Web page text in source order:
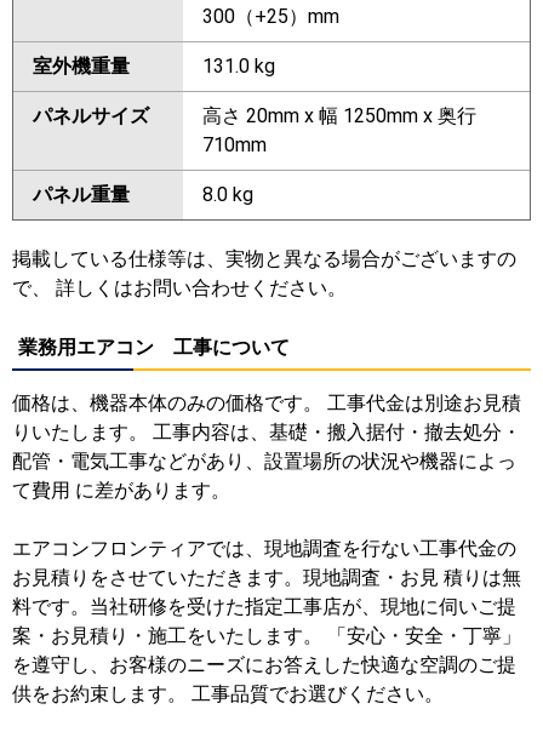
300（+25）mm
室外機重量 131.0 kg
パネルサイズ
高さ 20mm x 幅 1250mm x 奥行
710mm
パネル重量 8.0 kg
掲載している仕様等は、実物と異なる場合がございますの
で、 詳しくはお問い合わせください。
業務用エアコン 工事について
価格は、機器本体のみの価格です。 工事代金は別途お見積
りいたします。 工事内容は、基礎・搬入据付・撤去処分・
配管・電気工事などがあり、設置場所の状況や機器によっ
て費用 に差があります。
エアコンフロンティアでは、現地調査を行ない工事代金の
お見積りをさせていただきます。現地調査・お見 積りは無
料です。当社研修を受けた指定工事店が、現地に伺いご提
案・お見積り・施工をいたします。 「安心・安全・丁寧」
を遵守し、お客様のニーズにお答えした快適な空調のご提
供をお約束します。 工事品質でお選びください。